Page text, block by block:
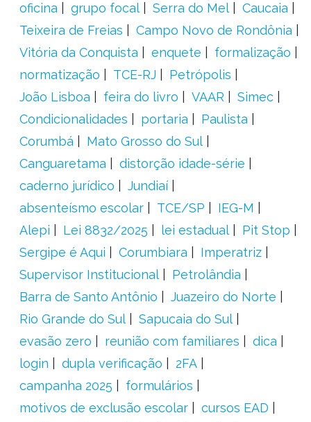
oficina
grupo focal Serra do Mel
Caucaia
Teixeira de Freias
Campo Novo de Rondônia
Vitória da Conquista
enquete
formalização
normatização
TCE-RJ
Petrópolis
João Lisboa
feira do livro VAAR
Simec
Condicionalidades
portaria
Paulista
Corumbá
Mato Grosso do Sul
Canguaretama
distorção idade-série
caderno jurídico
Jundiaí
absenteísmo escolar
TCE/SP
IEG-M
Alepi
Lei 8832/2025 lei estadual
Pit Stop
Sergipe é Aqui
Corumbiara
Imperatriz
Supervisor Institucional
Petrolândia
Barra de Santo Antônio
Juazeiro do Norte
Rio Grande do Sul
Sapucaia do Sul
evasão zero
reunião com familiares
dica
login
dupla verificação
2FA
campanha 2025
formulários
motivos de exclusão escolar
cursos EAD